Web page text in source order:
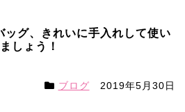
ッグ、きれいに手入れして使い
ましょう！
2019年5月30日
ブログ